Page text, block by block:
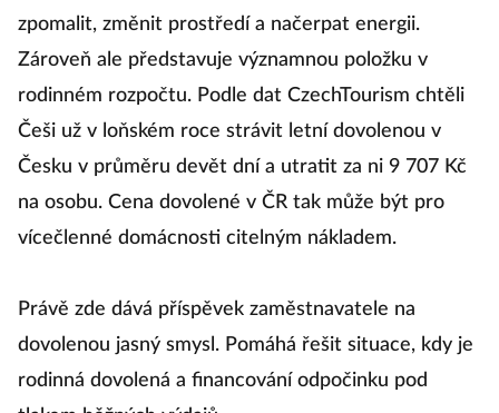
zpomalit, změnit prostředí a načerpat energii.
Zároveň ale představuje významnou položku v
rodinném rozpočtu. Podle dat CzechTourism chtěli
Češi už v loňském roce strávit letní dovolenou v
Česku v průměru devět dní a utratit za ni 9 707 Kč
na osobu. Cena dovolené v ČR tak může být pro
vícečlenné domácnosti citelným nákladem.
Právě zde dává příspěvek zaměstnavatele na
dovolenou jasný smysl. Pomáhá řešit situace, kdy je
rodinná dovolená a financování odpočinku pod